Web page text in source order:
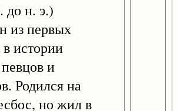
н. э.)
первых
истории
и
Родился на
но жил в